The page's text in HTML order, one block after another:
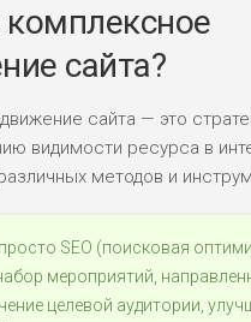
комплексное
сайта?
сайта — это
видимости ресурса в
методов и
SEO (поисковая
мероприятий,
целевой аудитории,